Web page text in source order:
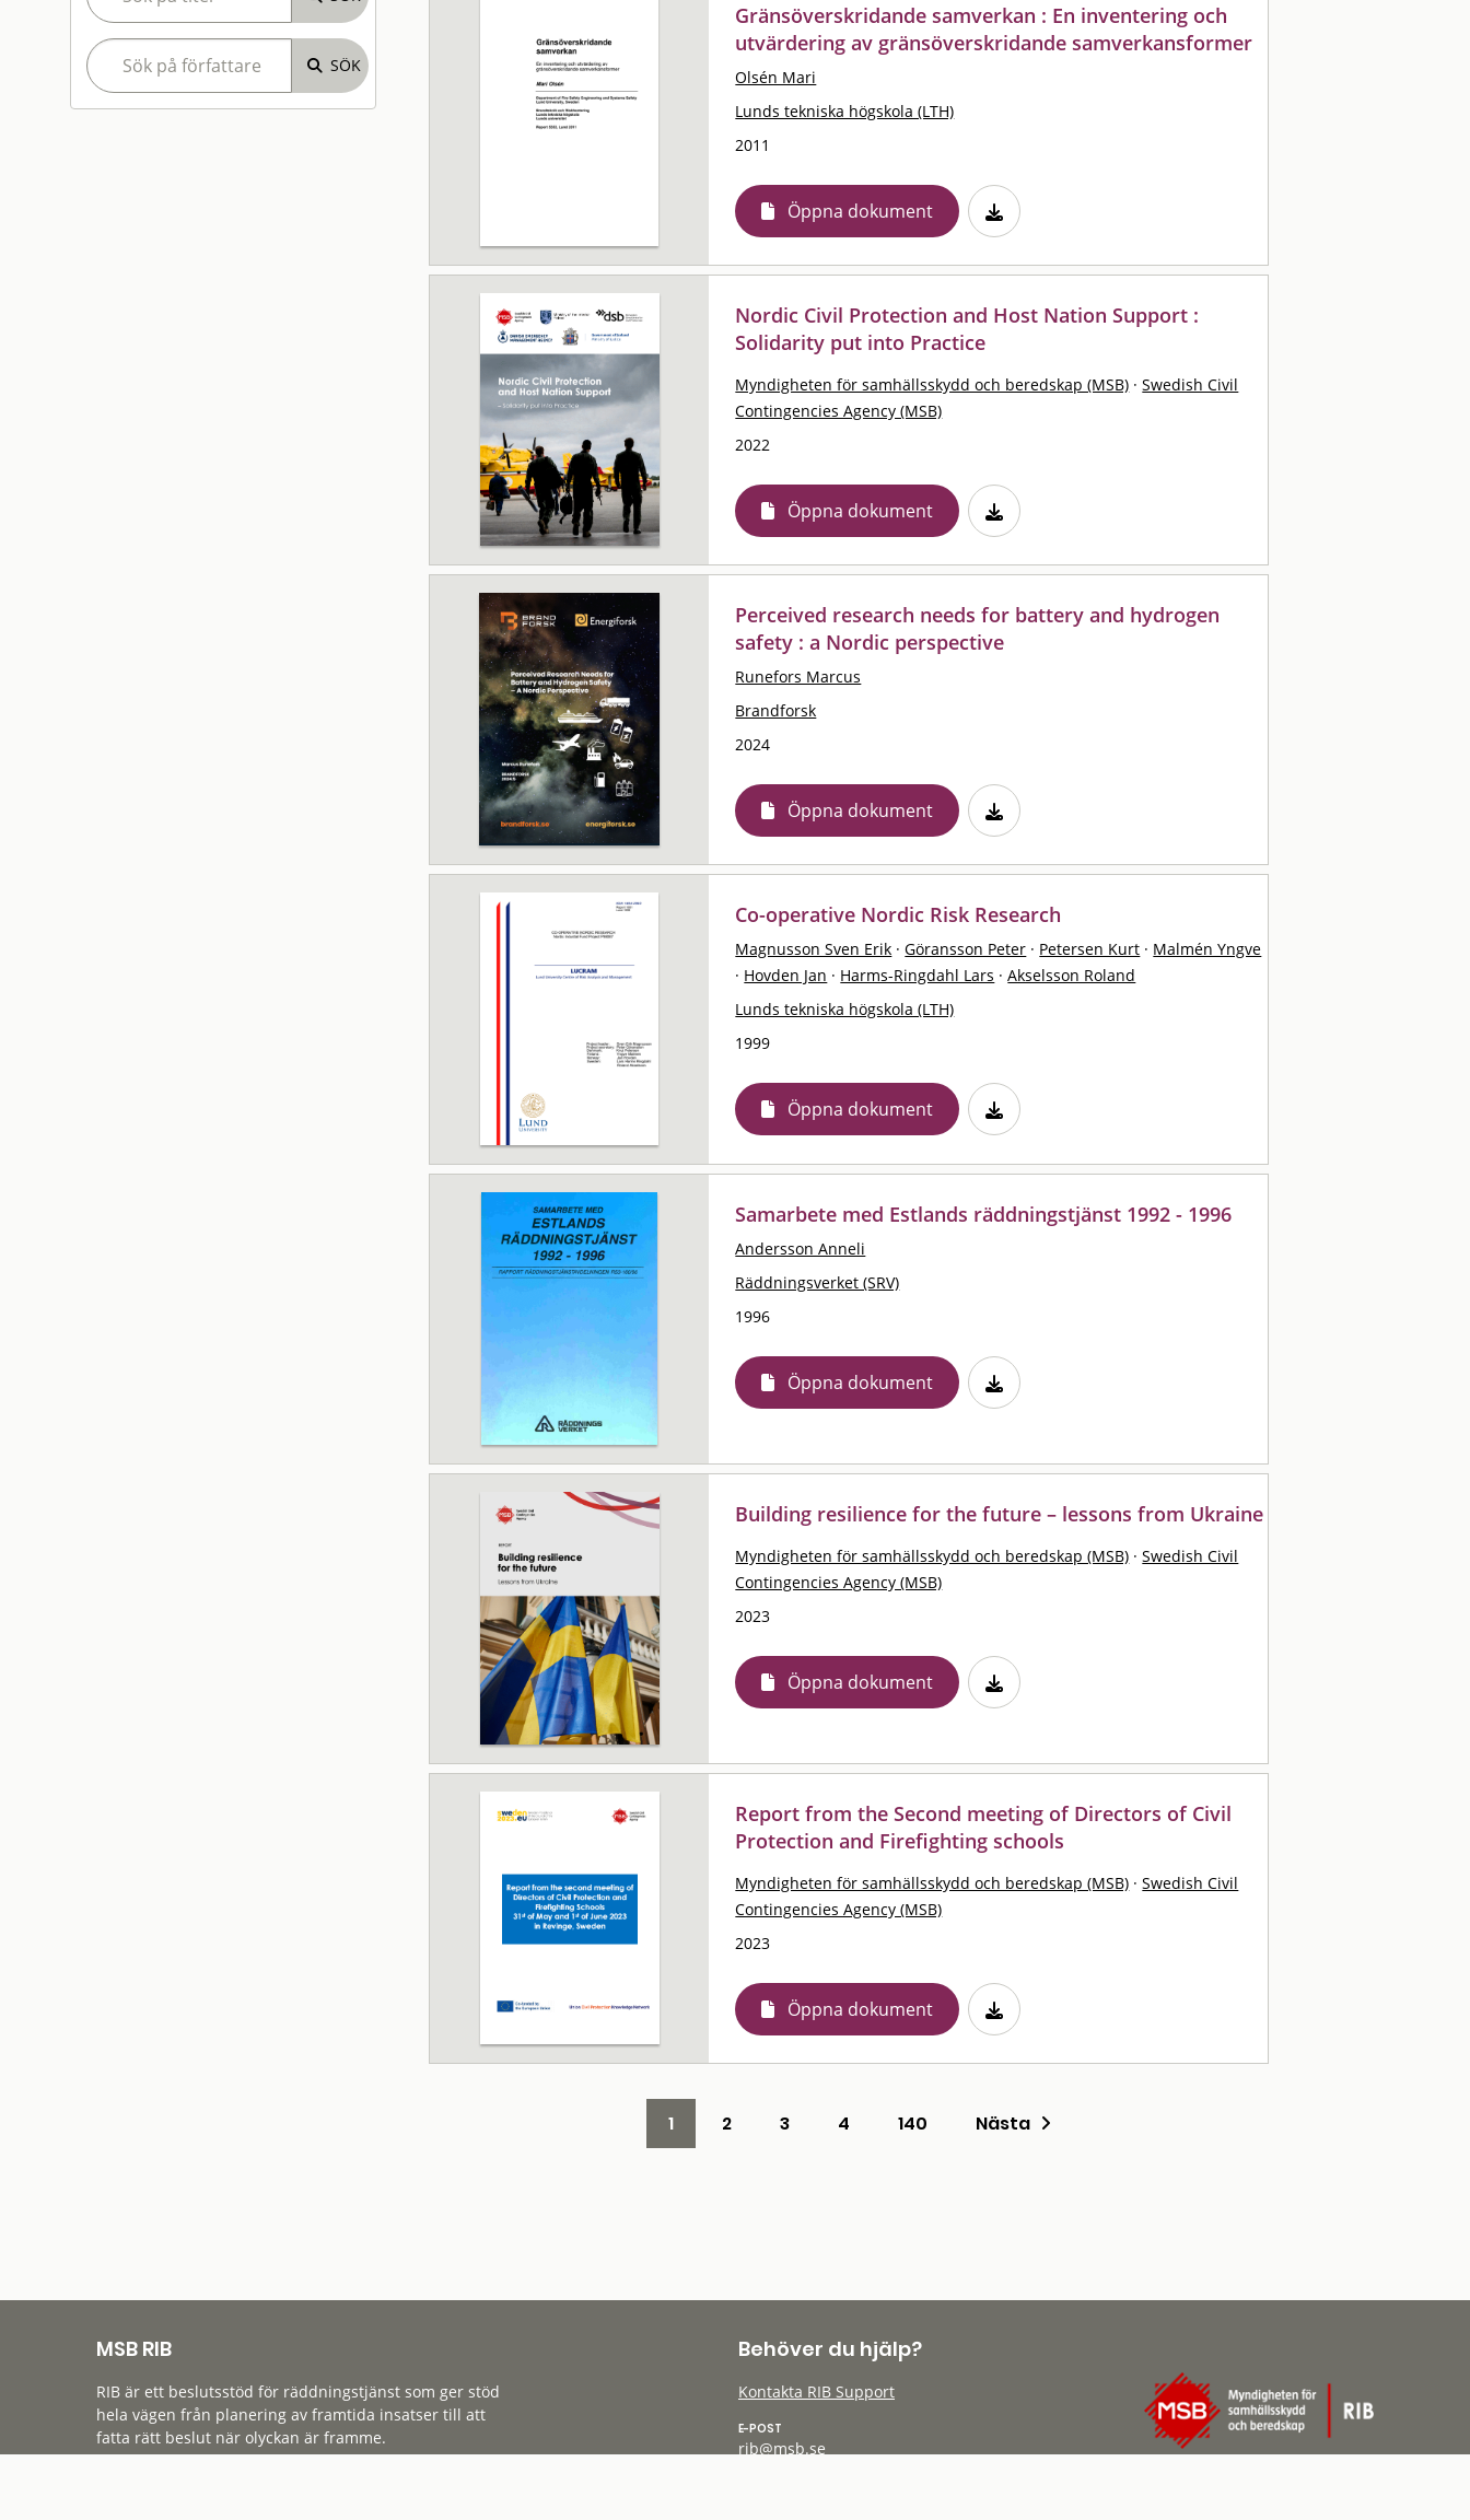
Gränsöverskridande samverkan : En inventering och
utvärdering av gränsöverskridande samverkansformer
Olsén Mari
Lunds tekniska högskola (LTH)
2011
Öppna dokument
Nordic Civil Protection and Host Nation Support :
Solidarity put into Practice
Myndigheten för samhällsskydd och beredskap (MSB) · Swedish Civil
Contingencies Agency (MSB)
2022
Öppna dokument
Perceived research needs for battery and hydrogen
safety : a Nordic perspective
Runefors Marcus
Brandforsk
2024
Öppna dokument
Co-operative Nordic Risk Research
Magnusson Sven Erik · Göransson Peter · Petersen Kurt · Malmén Yngve
· Hovden Jan · Harms-Ringdahl Lars · Akselsson Roland
Lunds tekniska högskola (LTH)
1999
Öppna dokument
Samarbete med Estlands räddningstjänst 1992 - 1996
Andersson Anneli
Räddningsverket (SRV)
1996
Öppna dokument
Building resilience for the future – lessons from Ukraine
Myndigheten för samhällsskydd och beredskap (MSB) · Swedish Civil
Contingencies Agency (MSB)
2023
Öppna dokument
Report from the Second meeting of Directors of Civil
Protection and Firefighting schools
Myndigheten för samhällsskydd och beredskap (MSB) · Swedish Civil
Contingencies Agency (MSB)
2023
Öppna dokument
1 2 3 4 140 Nästa
MSB RIB
RIB är ett beslutsstöd för räddningstjänst som ger stöd
hela vägen från planering av framtida insatser till att
fatta rätt beslut när olyckan är framme.
Behöver du hjälp?
Kontakta RIB Support
E-POST
rib@msb.se